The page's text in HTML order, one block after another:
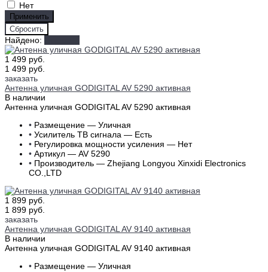
Нет
Найдено:
1 499 руб.
1 499 руб.
заказать
Антенна уличная GODIGITAL AV 5290 активная
В наличии
Антенна уличная GODIGITAL AV 5290 активная
• Размещение — Уличная
• Усилитель ТВ сигнала — Есть
• Регулировка мощности усиления — Нет
• Артикул — AV 5290
• Производитель — Zhejiang Longyou Xinxidi Electronics
CO.,LTD
1 899 руб.
1 899 руб.
заказать
Антенна уличная GODIGITAL AV 9140 активная
В наличии
Антенна уличная GODIGITAL AV 9140 активная
• Размещение — Уличная